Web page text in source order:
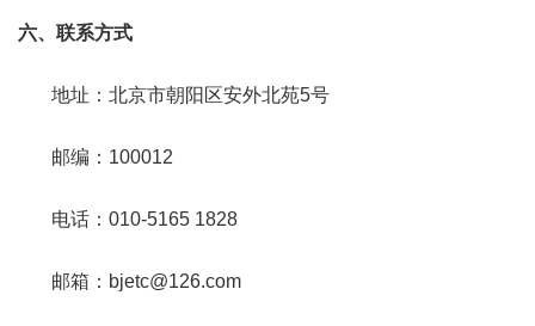
六、联系方式
地址：北京市朝阳区安外北苑5号
邮编： 100012
电话： 010-5165 1828
邮箱： bjetc@126.com